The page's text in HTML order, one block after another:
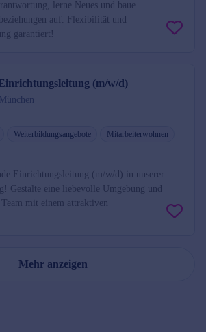
lerne Neues und baue
auf. Flexibilität und
garantiert!
(m/w/d)
Weiterbildungsangebote
Mitarbeiterwohnen
Einrichtungsleitung (m/w/d) in unserer
Gestalte eine liebevolle Umgebung und
Team mit einem attraktiven
Mehr anzeigen